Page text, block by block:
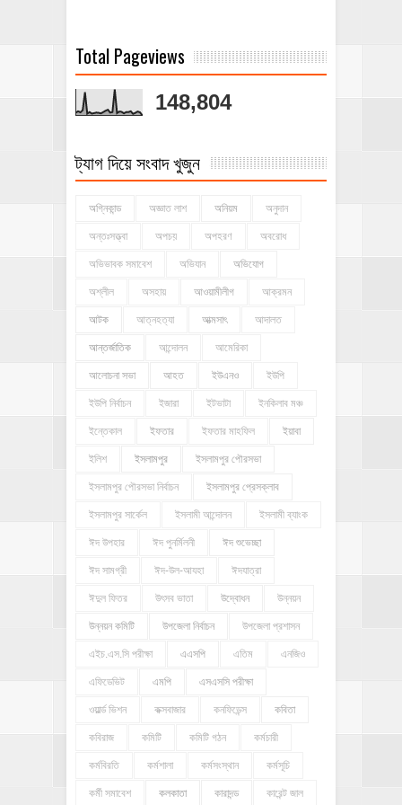
Total Pageviews
148,804
ট্যাগ দিয়ে সংবাদ খুজুন
অগ্নিকান্ড অজ্ঞাত লাশ অনিয়ম অনুদান
অন্তঃসত্ত্বা অপচয় অপহরণ অবরোধ
অভিভাবক সমাবেশ অভিযান অভিযোগ
অশ্লীল অসহায় আওয়ামীলীগ আক্রমন
আটক আত্নহত্যা আত্মসাৎ আদালত
আন্তর্জাতিক আন্দোলন আমেরিকা
আলোচনা সভা আহত ইউএনও ইউপি
ইউপি নির্বাচন ইজারা ইটভাটা ইনকিলাব মঞ্চ
ইন্তেকাল ইফতার ইফতার মাহফিল ইয়াবা
ইলিশ ইসলামপুর ইসলামপুর পৌরসভা
ইসলামপুর পৌরসভা নির্বাচন ইসলামপুর প্রেসক্লাব
ইসলামপুর সার্কেল ইসলামী আন্দোলন ইসলামী ব্যাংক
ঈদ উপহার ঈদ পুনর্মিলনী ঈদ শুভেচ্ছা
ঈদ সামগ্রী ঈদ-উল-আযহা ঈদযাত্রা
ঈদুল ফিতর উৎসব ভাতা উদ্বোধন উন্নয়ন
উন্নয়ন কমিটি উপজেলা নির্বাচন উপজেলা প্রশাসন
এইচ.এস.সি পরীক্ষা এএসপি এতিম এনজিও
এফিডেভিট এমপি এসএসসি পরীক্ষা
ওয়ার্ল্ড ভিশন কক্সবাজার কনফিডেন্স কবিতা
কবিরাজ কমিটি কমিটি গঠন কর্মচারী
কর্মবিরতি কর্মশালা কর্মসংস্থান কর্মসূচি
কর্মী সমাবেশ কলকাতা কারাদন্ড কারেন্ট জাল